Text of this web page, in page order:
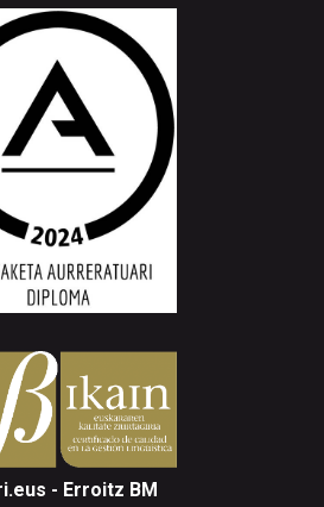
- Erroitz BM